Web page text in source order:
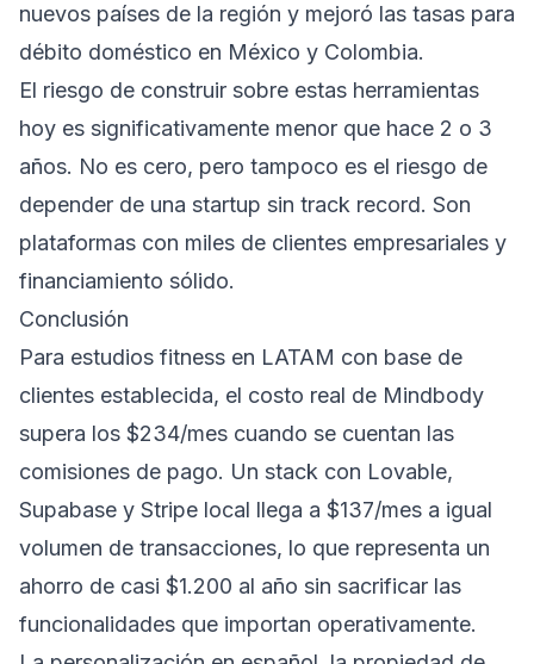
nuevos países de la región y mejoró las tasas para
débito doméstico en México y Colombia.
El riesgo de construir sobre estas herramientas
hoy es significativamente menor que hace 2 o 3
años. No es cero, pero tampoco es el riesgo de
depender de una startup sin track record. Son
plataformas con miles de clientes empresariales y
financiamiento sólido.
Conclusión
Para estudios fitness en LATAM con base de
clientes establecida, el costo real de Mindbody
supera los $234/mes cuando se cuentan las
comisiones de pago. Un stack con Lovable,
Supabase y Stripe local llega a $137/mes a igual
volumen de transacciones, lo que representa un
ahorro de casi $1.200 al año sin sacrificar las
funcionalidades que importan operativamente.